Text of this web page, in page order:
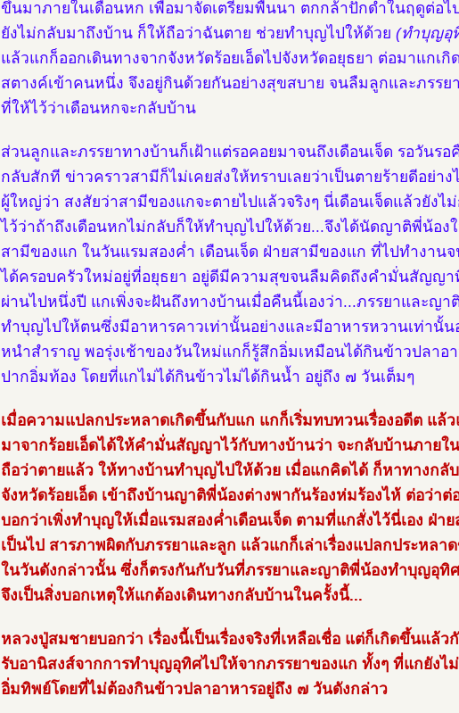
ขึ้นมาภายในเดือนหก เพื่อมาจัดเตรียมพื้นนา ตกกล้าปักดำในฤดูต่อ
ยังไม่กลับมาถึงบ้าน ก็ให้ถือว่าฉันตาย ช่วยทำบุญไปให้ด้วย (ทำบุญอุ
แล้วแกก็ออกเดินทางจากจังหวัดร้อยเอ็ดไปจังหวัดอยุธยา ต่อมาแกเ
สตางค์เข้าคนหนึ่ง จึงอยู่กินด้วยกันอย่างสุขสบาย จนลืมลูกและภรร
ที่ให้ไว้ว่าเดือนหกจะกลับบ้าน
ส่วนลูกและภรรยาทางบ้านก็เฝ้าแต่รอคอยมาจนถึงเดือนเจ็ด รอวันร
กลับสักที ข่าวคราวสามีก็ไม่เคยส่งให้ทราบเลยว่าเป็นตายร้ายดีอย่า
ผู้ใหญ่ว่า สงสัยว่าสามีของแกจะตายไปแล้วจริงๆ นี่เดือนเจ็ดแล้วยัง
ไว้ว่าถ้าถึงเดือนหกไม่กลับก็ให้ทำบุญไปให้ด้วย...จึงได้นัดญาติพี่น้อง
สามีของแก ในวันแรมสองค่ำ เดือนเจ็ด ฝ่ายสามีของแก ที่ไปทำงาน
ได้ครอบครัวใหม่อยู่ที่อยุธยา อยู่ดีมีความสุขจนลืมคิดถึงคำมั่นสัญญา
ผ่านไปหนึ่งปี แกเพิ่งจะฝันถึงทางบ้านเมื่อคืนนี้เองว่า...ภรรยาและญา
ทำบุญไปให้ตนซึ่งมีอาหารคาวเท่านั้นอย่างและมีอาหารหวานเท่านั้น
หนำสำราญ พอรุ่งเช้าของวันใหม่แกก็รู้สึกอิ่มเหมือนได้กินข้าวปลาอ
ปากอิ่มท้อง โดยที่แกไม่ได้กินข้าวไม่ได้กินน้ำ อยู่ถึง ๗ วันเต็มๆ
เมื่อความแปลกประหลาดเกิดขึ้นกับแก แกก็เริ่มทบทวนเรื่องอดีต แล้
มาจากร้อยเอ็ดได้ให้คำมั่นสัญญาไว้กับทางบ้านว่า จะกลับบ้านภายใ
ถือว่าตายแล้ว ให้ทางบ้านทำบุญไปให้ด้วย เมื่อแกคิดได้ ก็หาทางกลั
จังหวัดร้อยเอ็ด เข้าถึงบ้านญาติพี่น้องต่างพากันร้องห่มร้องไห้ ต่อว่า
บอกว่าเพิ่งทำบุญให้เมื่อแรมสองค่ำเดือนเจ็ด ตามที่แกสั่งไว้นี่เอง ฝ่า
เป็นไป สารภาพผิดกับภรรยาและลูก แล้วแกก็เล่าเรื่องแปลกประหลา
ในวันดังกล่าวนั้น ซึ่งก็ตรงกันกับวันที่ภรรยาและญาติพี่น้องทำบุญอุทิ
จึงเป็นสิ่งบอกเหตุให้แกต้องเดินทางกลับบ้านในครั้งนี้...
หลวงปู่สมชายบอกว่า เรื่องนี้เป็นเรื่องจริงที่เหลือเชื่อ แต่ก็เกิดขึ้นแล้
รับอานิสงส์จากการทำบุญอุทิศไปให้จากภรรยาของแก ทั้งๆ ที่แกยังไ
อิ่มทิพย์โดยที่ไม่ต้องกินข้าวปลาอาหารอยู่ถึง ๗ วันดังกล่าว